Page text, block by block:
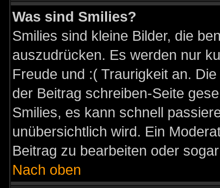
Was sind Smilies?
Smilies sind kleine Bilder, die
auszudrücken. Es werden nur
Freude und :( Traurigkeit an.
der Beitrag schreiben-Seite
Smilies, es kann schnell
unübersichtlich wird. Ein
Beitrag zu bearbeiten oder
Nach oben